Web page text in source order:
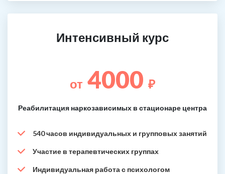
Интенсивный курс
от 4000 ₽
Реабилитация наркозависимых в стационаре центра
540 часов индивидуальных и групповых занятий
Участие в терапевтических группах
Индивидуальная работа с психологом